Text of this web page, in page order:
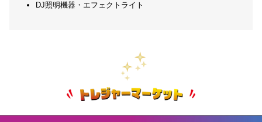
DJ照明機器・エフェクトライト